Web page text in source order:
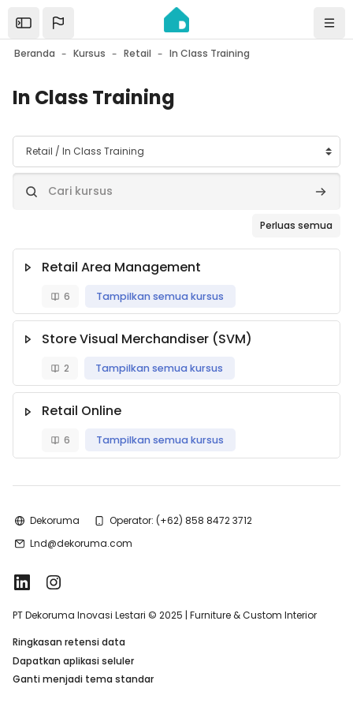
Open the sidebar
Beranda Kursus Retail In Class Training
In Class Training
Kategori kursus
Cari
Perluas semua
Retail Area Management
6 Tampilkan semua kursus
Store Visual Merchandiser (SVM)
2 Tampilkan semua kursus
Retail Online
6 Tampilkan semua kursus
Dekoruma
Operator: (+62) 858 8472 3712
Lnd@dekoruma.com
PT Dekoruma Inovasi Lestari © 2025 | Furniture & Custom Interior
Ringkasan retensi data
Dapatkan aplikasi seluler
Ganti menjadi tema standar